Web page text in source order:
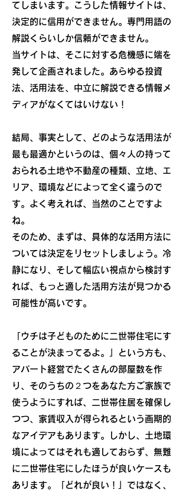
てしまいます。こうした情報サイトは、
決定的に信用ができません。専門用語の
解説くらいしか信頼ができません。
当サイトは、そこに対する危機感に端を
発して企画されました。あらゆる投資
法、活用法を、中立に解説できる情報メ
ディアがなくてはいけない！
結局、事実として、どのような活用法が
最も最適かというのは、個々人の持って
おられる土地や不動産の種類、立地、エ
リア、環境などによって全く違うので
す。よく考えれば、当然のことですよ
ね。
そのため、まずは、具体的な活用方法に
ついては決定をリセットしましょう。冷
静になり、そして幅広い視点から検討す
れば、もっと適した活用方法が見つかる
可能性が高いです。
「ウチは子どものために二世帯住宅にす
ることが決まってるよ。」という方も、
アパート経営でたくさんの部屋数を作
り、そのうちの２つをあなた方ご家族で
使うようにすれば、二世帯住居を確保し
つつ、家賃収入が得られるという画期的
なアイデアもあります。しかし、土地環
境によってはそれも適しておらず、無難
に二世帯住宅にしたほうが良いケースも
あります。「どれが良い！」ではなく、